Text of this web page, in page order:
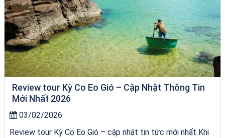
Review tour Kỳ Co Eo Gió – Cập Nhật Thông Tin
Mới Nhất 2026
03/02/2026
Review tour Kỳ Co Eo Gió – cập nhật tin tức mới nhất Khi